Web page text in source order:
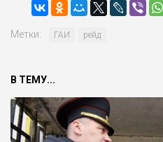
Метки: ГАИ рейд
В ТЕМУ...